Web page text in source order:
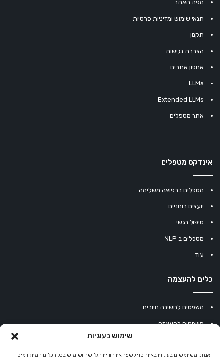
שימוש בעוגיות
אנחנו משתמשים בעוגיות באתר כדי לשפר את חוויית הגלישה ושימוש בכל הכלים המתקדמים
מפת האתר
תנאי שימוש ומדיניות פרטיות
תקנון
הצהרת נגישות
אחסון אתרים
LLMs
Extended LLMs
אתר מטפלים
אינדקס מטפלים
מטפלים ברפואה משלימה
יועצים רוחניים
טיפול רגשי
מטפלים ב NLP
עוד
כלים להעצמה
משפטים לחשיבה חיובית
משפטים להעצמה
מחשבון נומרולוגיה